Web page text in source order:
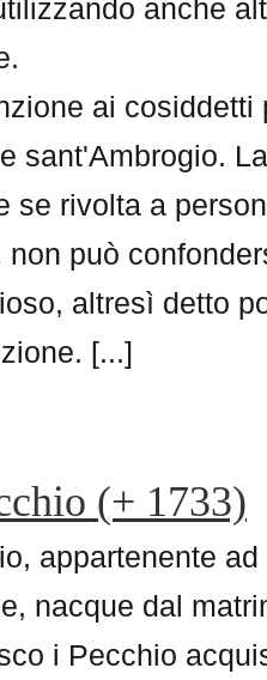
anche
ai
sant'Ambrogio.
se rivolta a
può
altresì detto
[...]
(+ 1733)
appartenente
nacque dal
i Pecchio